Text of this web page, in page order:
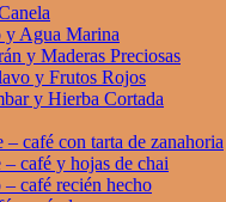
y Agua Marina
y Maderas Preciosas
y Frutos Rojos
y Hierba Cortada
café con tarta de zanahoria
café y hojas de chai
café recién hecho